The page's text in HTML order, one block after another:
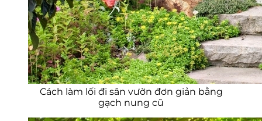
Cách làm lối đi sân vườn đơn giản bằng
gạch nung cũ